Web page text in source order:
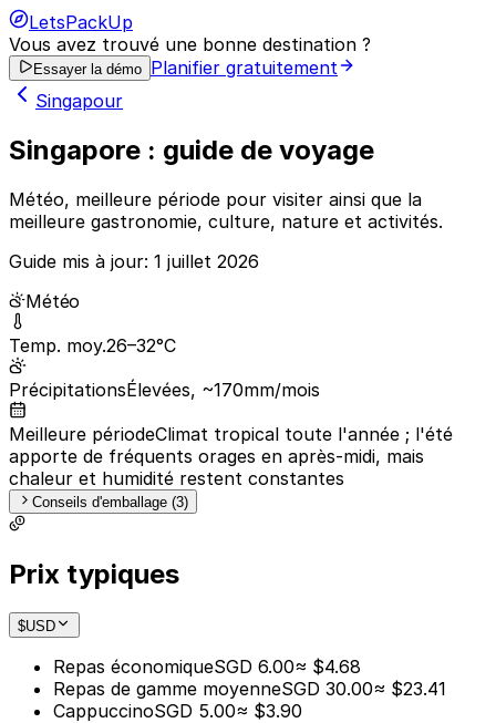
LetsPackUp
Vous avez trouvé une bonne destination ?
Essayer la démo Planifier gratuitement
Singapour
Singapore : guide de voyage
Météo, meilleure période pour visiter ainsi que la
meilleure gastronomie, culture, nature et activités.
Guide mis à jour: 1 juillet 2026
Météo
Temp. moy.26–32°C
PrécipitationsÉlevées, ~170mm/mois
Meilleure périodeClimat tropical toute l'année ; l'été
apporte de fréquents orages en après-midi, mais
chaleur et humidité restent constantes
Conseils d'emballage (3)
Prix typiques
$USD
Repas économiqueSGD 6.00≈ $4.68
Repas de gamme moyenneSGD 30.00≈ $23.41
CappuccinoSGD 5.00≈ $3.90